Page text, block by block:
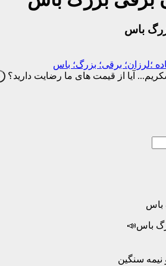
باس
؛لرزان؛ برقی؛ بزرگ؛ باس
آیا از قیمت های ما رضایت دارید؟
باس
باس📣
سنگین